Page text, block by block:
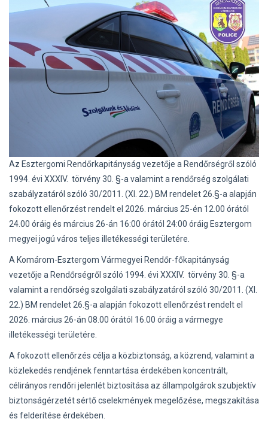
Az Esztergomi Rendőrkapitányság vezetője a Rendőrségről szóló
1994. évi XXXIV. törvény 30. §-a valamint a rendőrség szolgálati
szabályzatáról szóló 30/2011. (XI. 22.) BM rendelet 26.§-a alapján
fokozott ellenőrzést rendelt el 2026. március 25-én 12.00 órától
24.00 óráig és március 26-án 16:00 órától 24:00 óráig Esztergom
megyei jogú város teljes illetékességi területére.
A Komárom-Esztergom Vármegyei Rendőr-főkapitányság
vezetője a Rendőrségről szóló 1994. évi XXXIV. törvény 30. §-a
valamint a rendőrség szolgálati szabályzatáról szóló 30/2011. (XI.
22.) BM rendelet 26.§-a alapján fokozott ellenőrzést rendelt el
2026. március 26-án 08.00 órától 16.00 óráig a vármegye
illetékességi területére.
A fokozott ellenőrzés célja a közbiztonság, a közrend, valamint a
közlekedés rendjének fenntartása érdekében koncentrált,
célirányos rendőri jelenlét biztosítása az állampolgárok szubjektív
biztonságérzetét sértő cselekmények megelőzése, megszakítása
és felderítése érdekében.